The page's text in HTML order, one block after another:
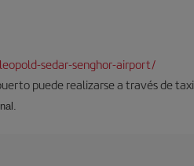
sedar-senghor-airport/
puede realizarse a través de